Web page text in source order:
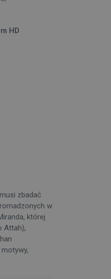
HD
zbadać
w
której
Attah),